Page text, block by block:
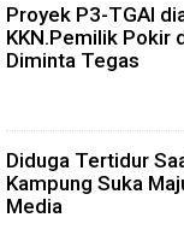
Proyek P3-TGAI
KKN.Pemilik Pokir
Diminta Tegas
Diduga Tertidur
Kampung Suka
Media